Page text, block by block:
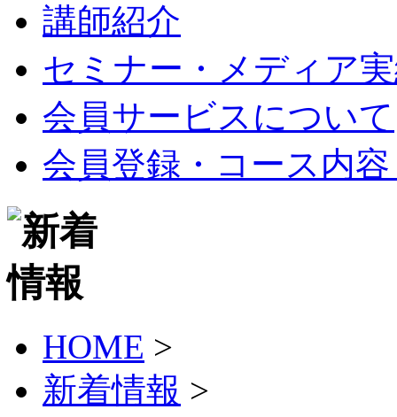
講師紹介
セミナー・メディア
会員サービスについて
会員登録・コース内
HOME >
新着情報 >